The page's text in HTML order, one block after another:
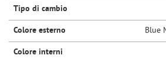
Tipo di cambio
Colore esterno Blue
Colore interni